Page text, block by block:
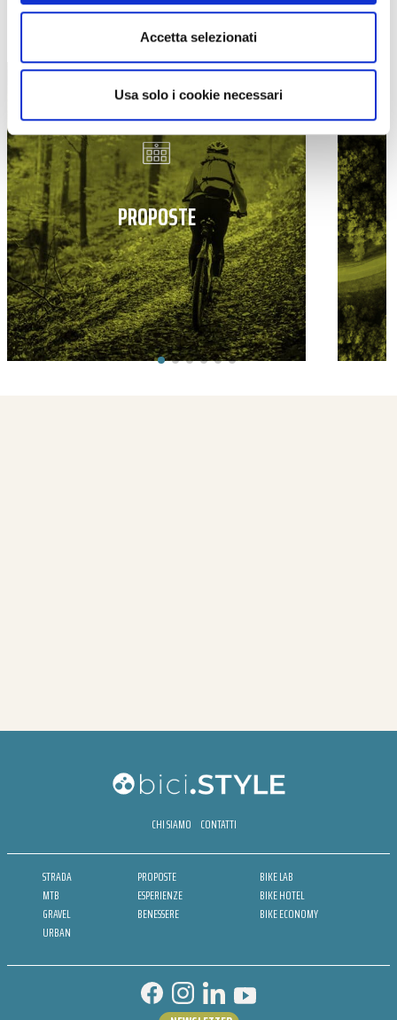
Accetta selezionati
Usa solo i cookie necessari
TUTTE LE CATEGORIE DEL MAGAZINE
PROPOSTE
CHI SIAMO CONTATTI
STRADA
MTB
GRAVEL
URBAN
PROPOSTE
ESPERIENZE
BENESSERE
BIKE LAB
BIKE HOTEL
BIKE ECONOMY